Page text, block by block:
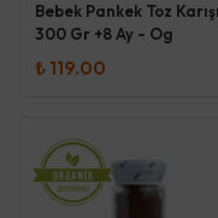
Bebek Pankek Toz
300 Gr +8 Ay - Og
₺ 119.00